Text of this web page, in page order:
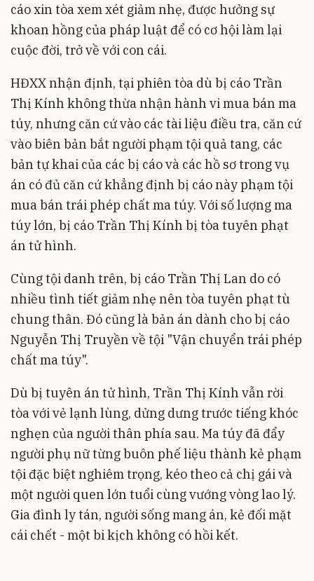
cáo xin tòa xem xét giảm nhẹ, được hưởng sự
khoan hồng của pháp luật để có cơ hội làm lại
cuộc đời, trở về với con cái.
HĐXX nhận định, tại phiên tòa dù bị cáo Trần
Thị Kính không thừa nhận hành vi mua bán ma
túy, nhưng căn cứ vào các tài liệu điều tra, căn cứ
vào biên bản bắt người phạm tội quả tang, các
bản tự khai của các bị cáo và các hồ sơ trong vụ
án có đủ căn cứ khẳng định bị cáo này phạm tội
mua bán trái phép chất ma túy. Với số lượng ma
túy lớn, bị cáo Trần Thị Kính bị tòa tuyên phạt
án tử hình.
Cùng tội danh trên, bị cáo Trần Thị Lan do có
nhiều tình tiết giảm nhẹ nên tòa tuyên phạt tù
chung thân. Đó cũng là bản án dành cho bị cáo
Nguyễn Thị Truyền về tội "Vận chuyển trái phép
chất ma túy".
Dù bị tuyên án tử hình, Trần Thị Kính vẫn rời
tòa với vẻ lạnh lùng, dửng dưng trước tiếng khóc
nghẹn của người thân phía sau. Ma túy đã đẩy
người phụ nữ từng buôn phế liệu thành kẻ phạm
tội đặc biệt nghiêm trọng, kéo theo cả chị gái và
một người quen lớn tuổi cùng vướng vòng lao lý.
Gia đình ly tán, người sống mang án, kẻ đối mặt
cái chết - một bi kịch không có hồi kết.